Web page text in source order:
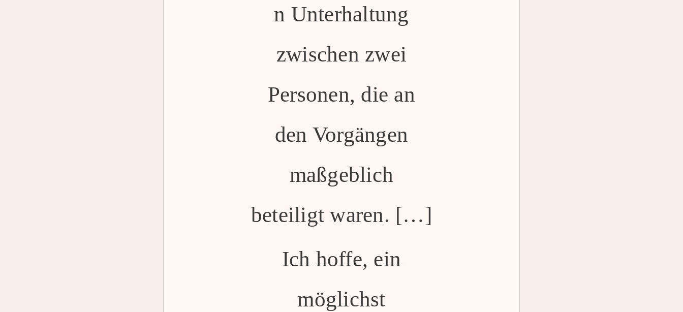
n Unterhaltung
zwischen zwei
Personen, die an
den Vorgängen
maßgeblich
beteiligt waren. […]
Ich hoffe, ein
möglichst